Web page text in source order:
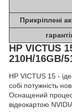
Прикріплені
HP VICTUS
210H/16GB/
HP VICTUS 15 -
собі потужність
Оснащений
відеокартою